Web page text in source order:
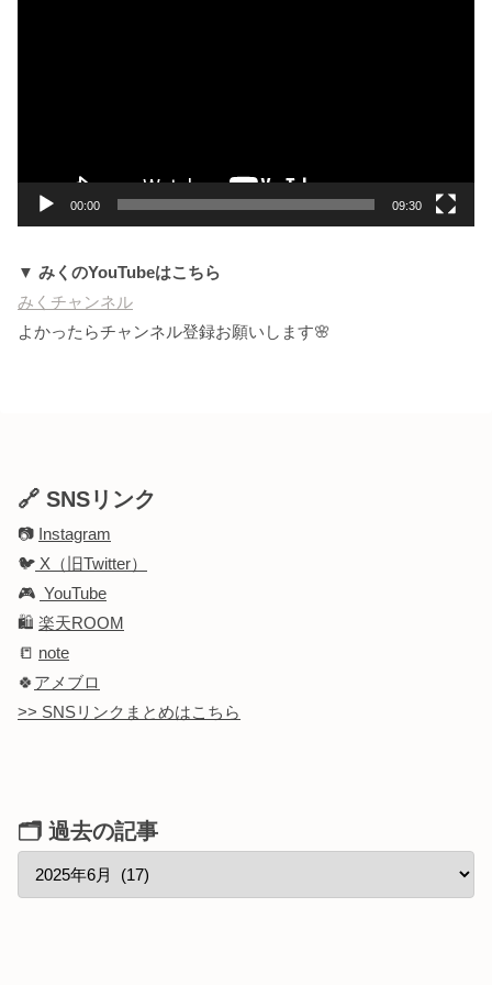
00:00 09:30
▼ みくのYouTubeはこちら
みくチャンネル
よかったらチャンネル登録お願いします🌸
🔗 SNSリンク
📷 Instagram
🐦 X（旧Twitter）
🎮 YouTube
🛍️ 楽天ROOM
📒 note
🍀アメブロ
>> SNSリンクまとめはこちら
🗂 過去の記事